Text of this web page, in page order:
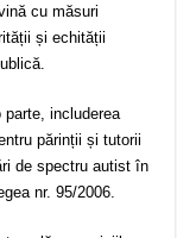
cu măsuri
și echității
includerea
părinții și tutorii
de spectru autist în
nr. 95/2006.